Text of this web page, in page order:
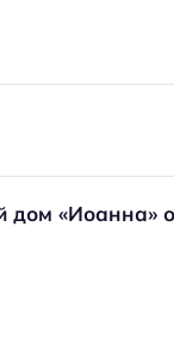
дом «Иоанна»